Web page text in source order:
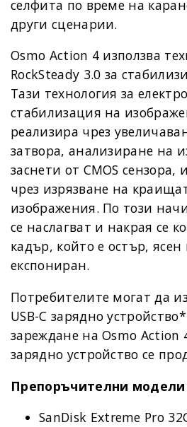
селфита по време на
други сценарии.
Osmo Action 4 използва
RockSteady 3.0 за
Тази технология за
стабилизация на
реализира чрез
затвора, анализиране на
заснети от CMOS
чрез изрязване на
изображения. По този
се наслагват и накрая се
кадър, който е остър,
експониран.
Потребителите могат да
USB-C зарядно
зареждане на Osmo Action
зарядно устройство се
Препоръчителни
SanDisk Extreme Pro